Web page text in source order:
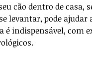
cão dentro de casa,
levantar, pode
é indispensável, com